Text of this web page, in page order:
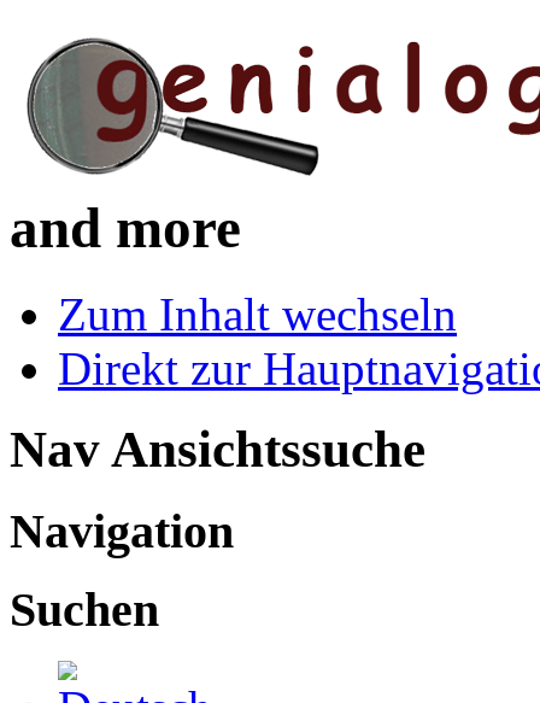
and more
Zum Inhalt wechseln
Direkt zur
Nav Ansichtssuche
Navigation
Suchen